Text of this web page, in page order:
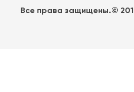
Все права защищены.©